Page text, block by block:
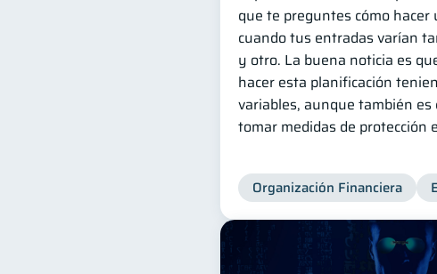
que te preguntes cómo
cuando tus entradas varían
y otro. La buena noticia es
hacer esta planificación
variables, aunque también
tomar medidas de protección
Organización Financiera